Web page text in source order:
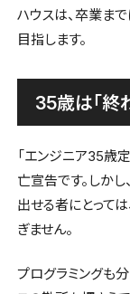
ハウスは、卒業ま
目指します。
35歳は「終
「エンジニア35歳
亡宣告です。しか
出せる者にとって
ぎません。
プログラミングも